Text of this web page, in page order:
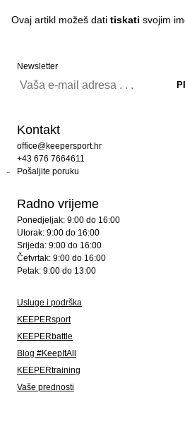
Ovaj artikl možeš dati tiskati svojim
Newsletter
Kontakt
office@keepersport.hr
+43 676 7664611
Pošaljite poruku
Radno vrijeme
Ponedjeljak: 9:00 do 16:00
Utorak: 9:00 do 16:00
Srijeda: 9:00 do 16:00
Četvrtak: 9:00 do 16:00
Petak: 9:00 do 13:00
Usluge i podrška
KEEPERsport
KEEPERbattle
Blog #KeepItAll
KEEPERtraining
Vaše prednosti